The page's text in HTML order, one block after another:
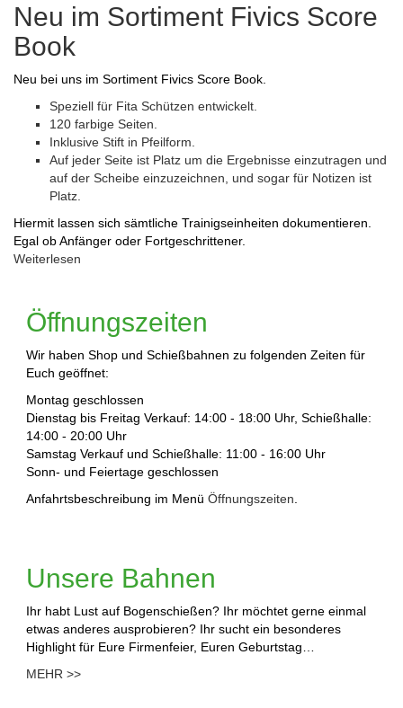
Neu im Sortiment Fivics Score
Book
Neu bei uns im Sortiment Fivics Score Book.
Speziell für Fita Schützen entwickelt.
120 farbige Seiten.
Inklusive Stift in Pfeilform.
Auf jeder Seite ist Platz um die Ergebnisse einzutragen und
auf der Scheibe einzuzeichnen, und sogar für Notizen ist
Platz.
Hiermit lassen sich sämtliche Trainigseinheiten dokumentieren.
Egal ob Anfänger oder Fortgeschrittener.
Weiterlesen
Fivics
Score
Book
Öffnungszeiten
Wir haben Shop und Schießbahnen zu folgenden Zeiten für
Euch geöffnet:
Montag geschlossen
Dienstag bis Freitag Verkauf: 14:00 - 18:00 Uhr, Schießhalle:
14:00 - 20:00 Uhr
Samstag Verkauf und Schießhalle: 11:00 - 16:00 Uhr
Sonn- und Feiertage geschlossen
Anfahrtsbeschreibung im Menü Öffnungszeiten
Unsere Bahnen
Ihr habt Lust auf Bogenschießen? Ihr möchtet gerne einmal
etwas anderes ausprobieren? Ihr sucht ein besonderes
Highlight für Eure Firmenfeier, Euren Geburtstag…
MEHR >>